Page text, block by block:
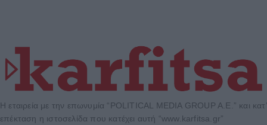
Η εταιρεία με την επωνυμία “POLITICAL MEDIA GROUP A.E.” και κατ’
επέκταση η ιστοσελίδα που κατέχει αυτή “www.karfitsa.gr”